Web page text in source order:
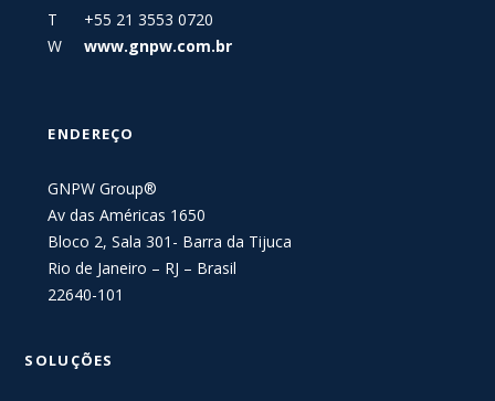
T +55 21 3553 0720
W
www.gnpw.com.br
ENDEREÇO
GNPW Group®
Av das Américas 1650
Bloco 2, Sala 301- Barra da Tijuca
Rio de Janeiro – RJ – Brasil
22640-101
SOLUÇÕES